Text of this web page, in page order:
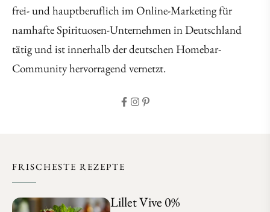
frei- und hauptberuflich im Online-Marketing für
namhafte Spirituosen-Unternehmen in Deutschland
tätig und ist innerhalb der deutschen Homebar-
Community hervorragend vernetzt.
FRISCHESTE REZEPTE
Lillet Vive 0%